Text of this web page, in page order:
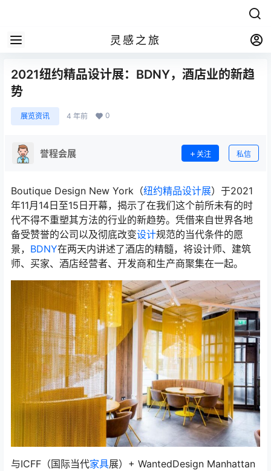
灵感之旅
2021纽约精品设计展：BDNY，酒店业的新趋
势
展览资讯 4 年前 0
誉程会展 关注 私信
Boutique Design New York（纽约精品设计展）于2021
年11月14日至15日开幕，揭示了在我们这个前所未有的时
代不得不重塑其方法的行业的新趋势。凭借来自世界各地
备受赞誉的公司以及彻底改变设计规范的当代条件的愿
景， BDNY在两天内讲述了酒店的精髓，将设计师、建筑
师、买家、酒店经营者、开发商和生产商聚集在一起。
与ICFF（国际当代家具展）+ WantedDesign Manhattan